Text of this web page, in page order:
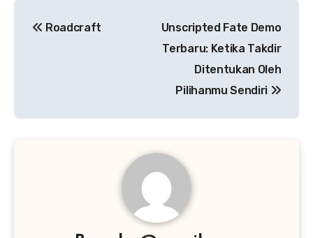
Roadcraft
Unscripted Fate Demo
Terbaru: Ketika Takdir
Ditentukan Oleh
Pilihanmu Sendiri